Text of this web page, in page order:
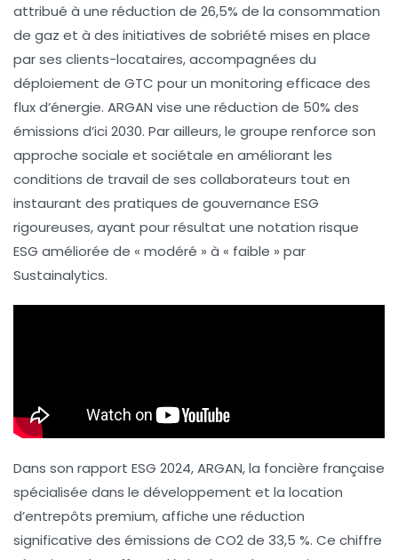
attribué à une réduction de 26,5% de la consommation
de gaz et à des initiatives de sobriété mises en place
par ses clients-locataires, accompagnées du
déploiement de GTC pour un monitoring efficace des
flux d’énergie. ARGAN vise une réduction de 50% des
émissions d’ici 2030. Par ailleurs, le groupe renforce son
approche sociale et sociétale en améliorant les
conditions de travail de ses collaborateurs tout en
instaurant des pratiques de gouvernance ESG
rigoureuses, ayant pour résultat une notation risque
ESG améliorée de « modéré » à « faible » par
Sustainalytics.
Dans son rapport ESG 2024, ARGAN, la foncière française
spécialisée dans le développement et la location
d’entrepôts premium, affiche une réduction
significative des émissions de CO2de 33,5 %. Ce chiffre